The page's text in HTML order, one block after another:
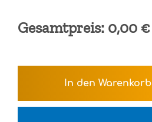
Gesamtpreis: 0,00 €
In den Warenkorb